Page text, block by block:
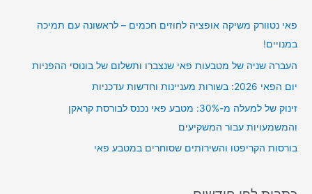
h
f
o
r
פאי נטוורק משיקה אופציה לחוזים חכמים – לראשונה עם תמיכה
במנויים!
העברה שניה של מטבעות פאי שנצברו ותשלום של בונוסי ההפניות
יום הפאי 2026: בשורות מעניינות וחדשות עדכניות
זינוק של למעלה מ-30%: מטבע פאי נכנס לבורסת קראקן
והמשמעויות עבור המשקיעים
בורסות הקריפטו והשירותים שסוחרים במטבע פאי